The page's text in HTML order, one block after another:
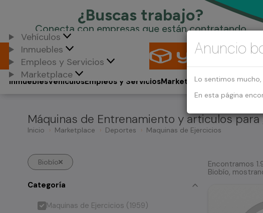
Vehículos
Inmuebles
Empleos y Servicios
Marketplace
Vehículos
Inmuebles Empleos y ServiciosMarketplace
Máquinas de Entrenamiento y articulos
Inicio Marketplace Deportes Maquinas de Ejercicios
Biobío
Categoría
Maquinas de Ejercicios (1959)
Encontramos
Biobío,
Anuncio
Lo sentimos
En esta página